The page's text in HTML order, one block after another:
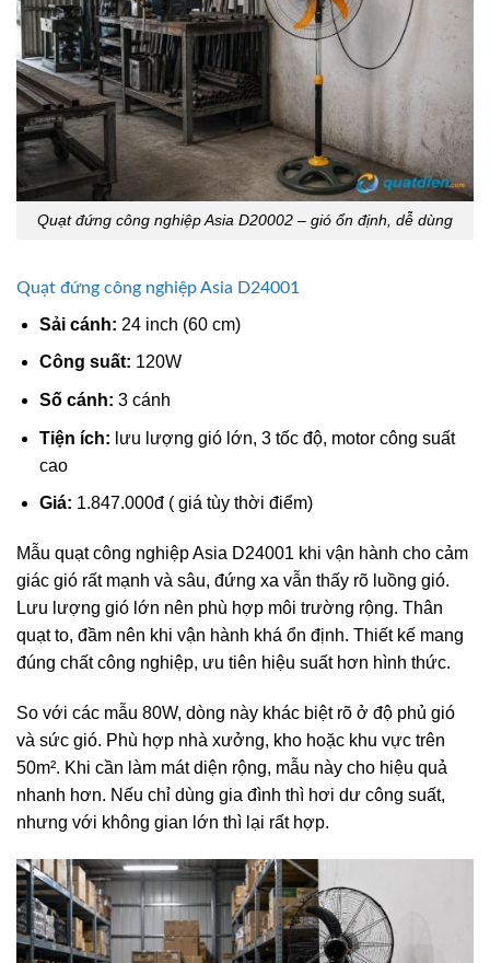
Quạt đứng công nghiệp Asia D20002 – gió ổn định, dễ dùng
Quạt đứng công nghiệp Asia D24001
Sải cánh: 24 inch (60 cm)
Công suất: 120W
Số cánh: 3 cánh
Tiện ích: lưu lượng gió lớn, 3 tốc độ, motor công suất
cao
Giá: 1.847.000đ ( giá tùy thời điểm)
Mẫu quạt công nghiệp Asia D24001 khi vận hành cho cảm
giác gió rất mạnh và sâu, đứng xa vẫn thấy rõ luồng gió.
Lưu lượng gió lớn nên phù hợp môi trường rộng. Thân
quạt to, đầm nên khi vận hành khá ổn định. Thiết kế mang
đúng chất công nghiệp, ưu tiên hiệu suất hơn hình thức.
So với các mẫu 80W, dòng này khác biệt rõ ở độ phủ gió
và sức gió. Phù hợp nhà xưởng, kho hoặc khu vực trên
50m². Khi cần làm mát diện rộng, mẫu này cho hiệu quả
nhanh hơn. Nếu chỉ dùng gia đình thì hơi dư công suất,
nhưng với không gian lớn thì lại rất hợp.